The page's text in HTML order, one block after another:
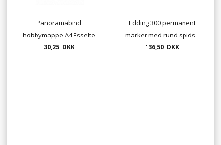
Panoramabind
hobbymappe A4 Esselte
ryg 30mm - ring 16mm
30,25 DKK
Edding 300 permanent
marker med rund spids -
10 pr. æske
136,50 DKK